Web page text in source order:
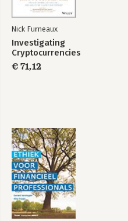
Nick Furneaux
Investigating
Cryptocurrencies
€ 71,12